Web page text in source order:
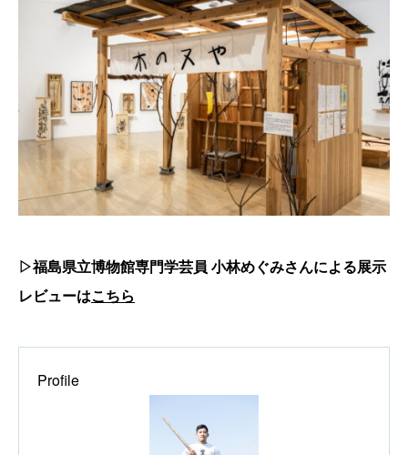
▷福島県立博物館専門学芸員 小林めぐみさんによる展示
レビューはこちら
Profile